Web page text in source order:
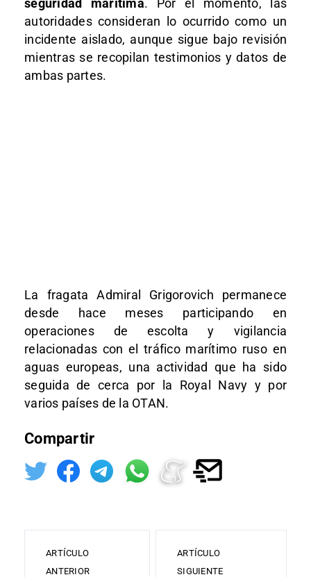
seguridad marítima. Por el momento, las
autoridades consideran lo ocurrido como un
incidente aislado, aunque sigue bajo revisión
mientras se recopilan testimonios y datos de
ambas partes.
La fragata Admiral Grigorovich permanece
desde hace meses participando en
operaciones de escolta y vigilancia
relacionadas con el tráfico marítimo ruso en
aguas europeas, una actividad que ha sido
seguida de cerca por la Royal Navy y por
varios países de la OTAN.
Compartir
ARTÍCULO
ANTERIOR
ARTÍCULO
SIGUIENTE